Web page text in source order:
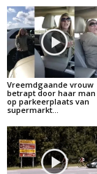
Vreemdgaande vrouw
betrapt door haar man
op parkeerplaats van
supermarkt…